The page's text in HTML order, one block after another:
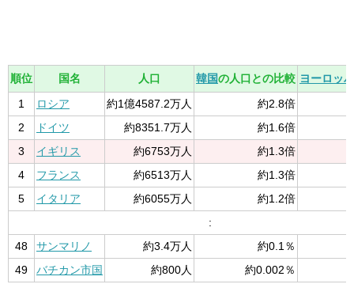
順位 国名 人口 韓国の人口との比較 ヨーロッパ
1
ロシア 約1億4587.2万人
約2.8倍
2
ドイツ 約8351.7万人
約1.6倍
3
イギリス 約6753万人
約1.3倍
4
フランス 約6513万人
約1.3倍
5
イタリア 約6055万人
約1.2倍
:
48
サンマリノ 約3.4万人
約0.1％
49
バチカン市国 約800人 約0.002％